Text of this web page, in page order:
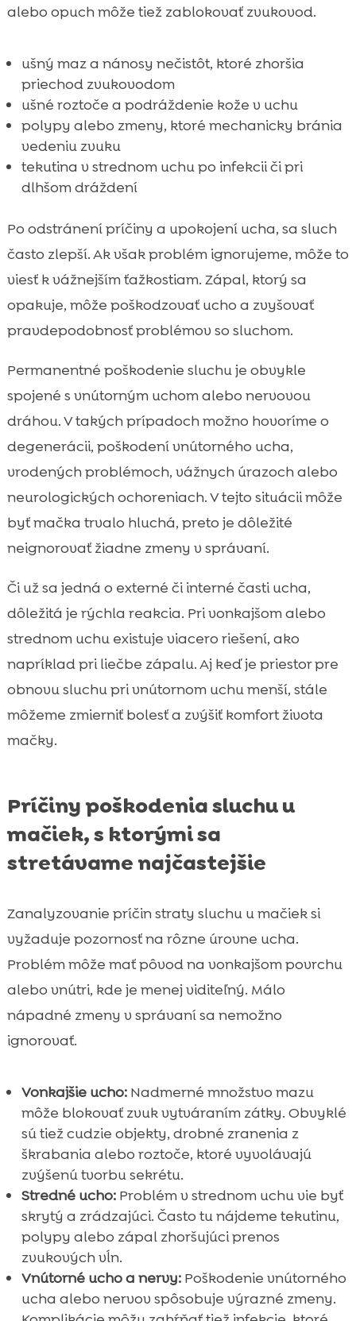
alebo opuch môže tiež zablokovať zvukovod.
ušný maz a nánosy nečistôt, ktoré zhoršia
priechod zvukovodom
ušné roztoče a podráždenie kože v uchu
polypy alebo zmeny, ktoré mechanicky bránia
vedeniu zvuku
tekutina v strednom uchu po infekcii či pri
dlhšom dráždení
Po odstránení príčiny a upokojení ucha, sa sluch
často zlepší. Ak však problém ignorujeme, môže to
viesť k vážnejším ťažkostiam. Zápal, ktorý sa
opakuje, môže poškodzovať ucho a zvyšovať
pravdepodobnosť problémov so sluchom.
Permanentné poškodenie sluchu je obvykle
spojené s vnútorným uchom alebo nervovou
dráhou. V takých prípadoch možno hovoríme o
degenerácii, poškodení vnútorného ucha,
vrodených problémoch, vážnych úrazoch alebo
neurologických ochoreniach. V tejto situácii môže
byť mačka trvalo hluchá, preto je dôležité
neignorovať žiadne zmeny v správaní.
Či už sa jedná o externé či interné časti ucha,
dôležitá je rýchla reakcia. Pri vonkajšom alebo
strednom uchu existuje viacero riešení, ako
napríklad pri liečbe zápalu. Aj keď je priestor pre
obnovu sluchu pri vnútornom uchu menší, stále
môžeme zmierniť bolesť a zvýšiť komfort života
mačky.
Príčiny poškodenia sluchu u
mačiek, s ktorými sa
stretávame najčastejšie
Zanalyzovanie príčin straty sluchu u mačiek si
vyžaduje pozornosť na rôzne úrovne ucha.
Problém môže mať pôvod na vonkajšom povrchu
alebo vnútri, kde je menej viditeľný. Málo
nápadné zmeny v správaní sa nemožno
ignorovať.
Vonkajšie ucho:Nadmerné množstvo mazu
môže blokovať zvuk vytváraním zátky. Obvyklé
sú tiež cudzie objekty, drobné zranenia z
škrabania alebo roztoče, ktoré vyvolávajú
zvýšenú tvorbu sekrétu.
Stredné ucho:Problém v strednom uchu vie byť
skrytý a zrádzajúci. Často tu nájdeme tekutinu,
polypy alebo zápal zhoršujúci prenos
zvukových vĺn.
Vnútorné ucho a nervy:Poškodenie vnútorného
ucha alebo nervov spôsobuje výrazné zmeny.